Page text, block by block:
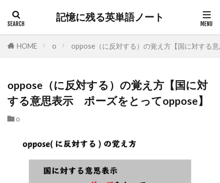
記憶に残る英単語ノート
HOME o oppose（に反対する）の覚え方【国に対する
oppose（に反対する）の覚え方【国に対
する意思表示 ポーズをとってoppose】
o